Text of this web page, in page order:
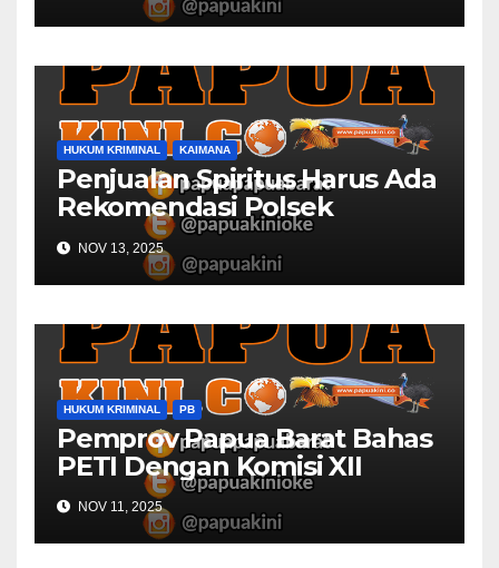
HUKUM KRIMINAL KAIMANA
Penjualan Spiritus Harus Ada
Rekomendasi Polsek
Kaimana
NOV 13, 2025
HUKUM KRIMINAL PB
Pemprov Papua Barat Bahas
PETI Dengan Komisi XII
NOV 11, 2025